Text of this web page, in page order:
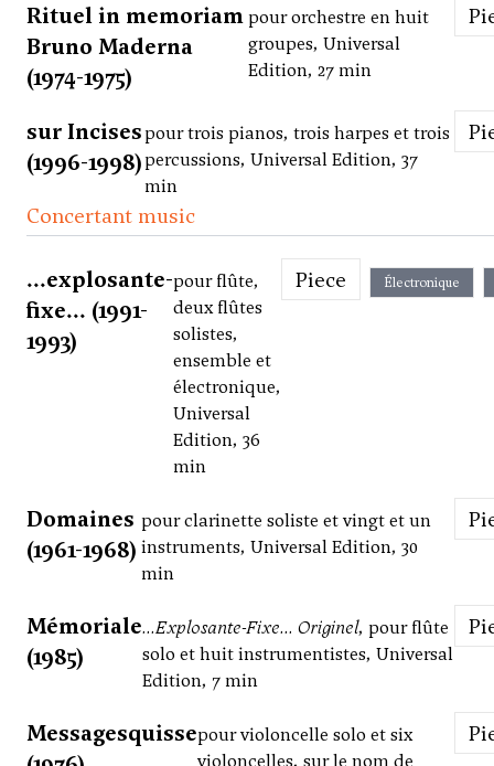
Rituel in memoriam
Bruno Maderna
(1974-1975)
pour orchestre en huit
groupes, Universal
Edition, 27 min
sur Incises
(1996-1998)
pour trois pianos, trois harpes et trois
percussions, Universal Edition, 37
min
Concertant music
...explosante-
fixe... (1991-
1993)
pour flûte,
deux flûtes
solistes,
ensemble et
électronique,
Universal
Edition, 36
min
Piece Électronique
Domaines
(1961-1968)
pour clarinette soliste et vingt et un
instruments, Universal Edition, 30
min
Mémoriale
(1985)
...Explosante-Fixe... Originel, pour flûte
solo et huit instrumentistes, Universal
Edition, 7 min
Messagesquissepour violoncelle solo et six
violoncelles, sur le nom de